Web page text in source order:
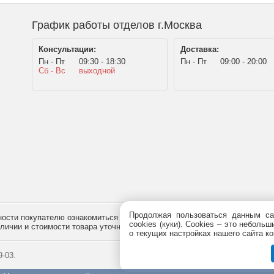
График работы отделов г.Москва
Консультации:
Пн - Пт
09:30 - 18:30
Сб - Вс
выходной
Доставка:
Пн - Пт
09:00 - 20:00
покупателю ознакомиться с товаром перед его приобретением,
и стоимости товара уточняйте у менеджера по телефону+7 (495)
03.
Продолжая пользоваться данным
cookies (куки). Сookies – это
о текущих настройках нашего сайта